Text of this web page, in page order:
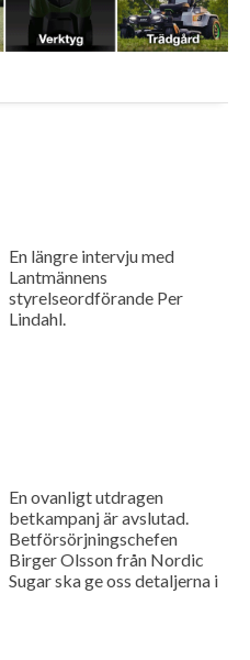
En längre intervju med
Lantmännens
styrelseordförande Per
Lindahl.
En ovanligt utdragen
betkampanj är avslutad.
Betförsörjningschefen
Birger Olsson från Nordic
Sugar ska ge oss detaljerna i